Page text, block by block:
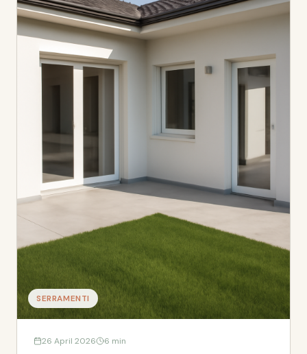
SERRAMENTI
26 April 2026 6 min